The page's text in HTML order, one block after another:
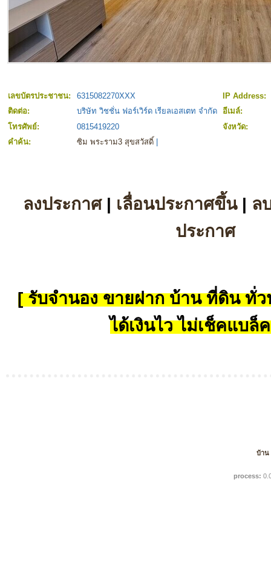
เลขบัตรประชาชน: 6315082270XXX
IP Address:
ติดต่อ:
บริษัท วิชชั่น ฟอร์เวิร์ด เรียลเอสเตท จำกัด
อีเมล์:
โทรศัพย์:
0815419220
จังหวัด:
คำค้น:
ซิม พระราม3 สุขสวัสดิ์
ลงประกาศ| เลื่อนประกาศขึ้น| ล
ประกาศ
[ รับจำนอง ขายฝาก บ้าน ที่ดิน ทั่ว
ได้เงินไว ไม่เช็คแบล็
บ้าน
process: